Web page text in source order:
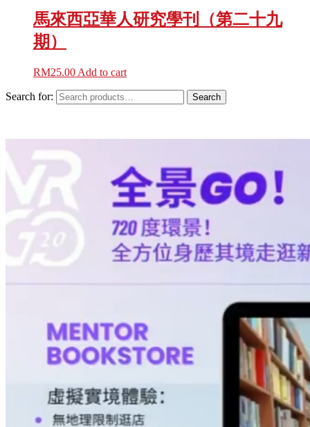
馬來西亞華人研究學刊（第二十九
期）
RM25.00 Add to cart
Search for: Search